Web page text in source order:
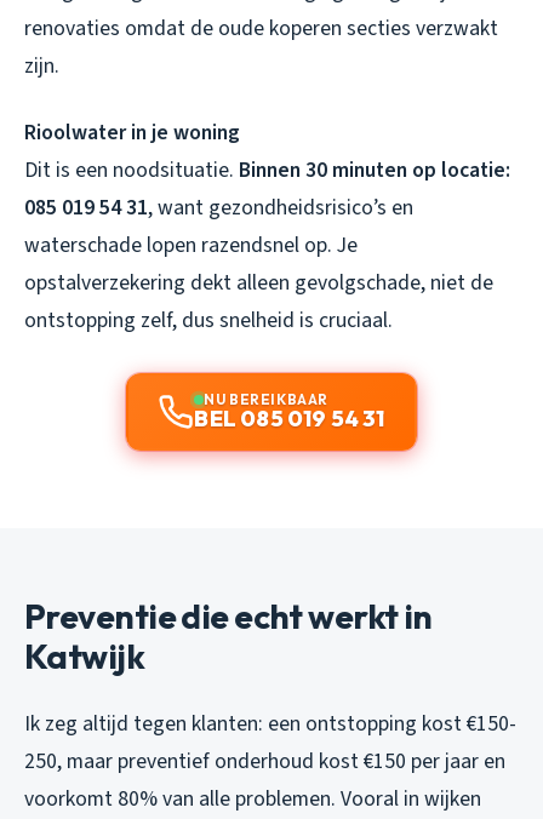
renovaties omdat de oude koperen secties verzwakt
zijn.
Rioolwater in je woning
Dit is een noodsituatie. Binnen 30 minuten op locatie:
085 019 54 31, want gezondheidsrisico’s en
waterschade lopen razendsnel op. Je
opstalverzekering dekt alleen gevolgschade, niet de
ontstopping zelf, dus snelheid is cruciaal.
NU BEREIKBAAR
BEL 085 019 54 31
Preventie die echt werkt in
Katwijk
Ik zeg altijd tegen klanten: een ontstopping kost €150-
250, maar preventief onderhoud kost €150 per jaar en
voorkomt 80% van alle problemen. Vooral in wijken